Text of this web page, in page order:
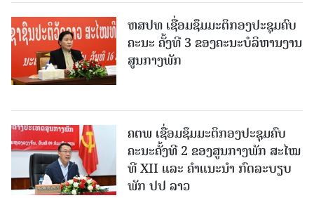
ຫສປທ ເຊື່ອມຊຶມມະຕິກອງປະຊຸມຄົບ
ຄະນະ ຄັ້ງທີ 3 ຂອງຄະນະບໍລິຫານງານ
ສູນກາງພັກ
ຄຕພ ເຊື່ອມຊຶມມະຕິກອງປະຊຸມຄົບ
ຄະນະຄັ້ງທີ 2 ຂອງສູນກາງພັກ ສະໄໝ
ທີ XII ແລະ ຄໍາແນະນໍາ ກົດລະບຽບ
ພັກ ປປ ລາວ